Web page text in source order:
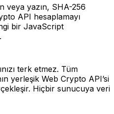
veya yazın, SHA-256
API hesaplamayı
bir JavaScript
terk etmez. Tüm
yerleşik Web Crypto API’si
Hiçbir sunucuya veri